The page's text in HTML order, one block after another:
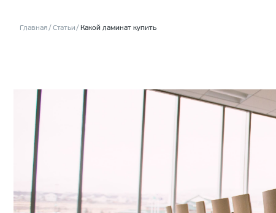
Главная Статьи Какой ламинат купить